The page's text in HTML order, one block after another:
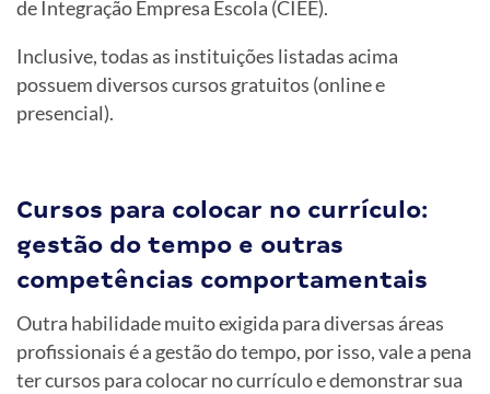
de Integração Empresa Escola (CIEE).
Inclusive, todas as instituições listadas acima
possuem diversos cursos gratuitos (online e
presencial).
Cursos para colocar no currículo:
gestão do tempo e outras
competências comportamentais
Outra habilidade muito exigida para diversas áreas
profissionais é a gestão do tempo, por isso, vale a pena
ter cursos para colocar no currículo e demonstrar sua